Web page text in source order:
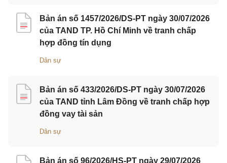
Bản án số 1457/2026/DS-PT ngày 30/07/2026
của TAND TP. Hồ Chí Minh về tranh chấp
hợp đồng tín dụng
Dân sự
Bản án số 433/2026/DS-PT ngày 30/07/2026
của TAND tỉnh Lâm Đồng về tranh chấp hợp
đồng vay tài sản
Dân sự
Bản án số 96/2026/HS-PT ngày 29/07/2026